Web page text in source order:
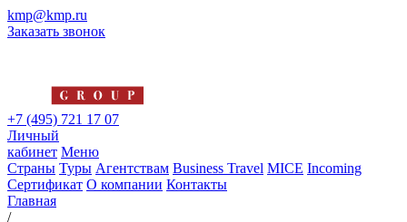
kmp@kmp.ru
Заказать звонок
+7 (495) 721 17 07
Личный
кабинет Меню
Страны Туры Агентствам Business Travel MICE Incoming
Сертификат О компании Контакты
Главная
/